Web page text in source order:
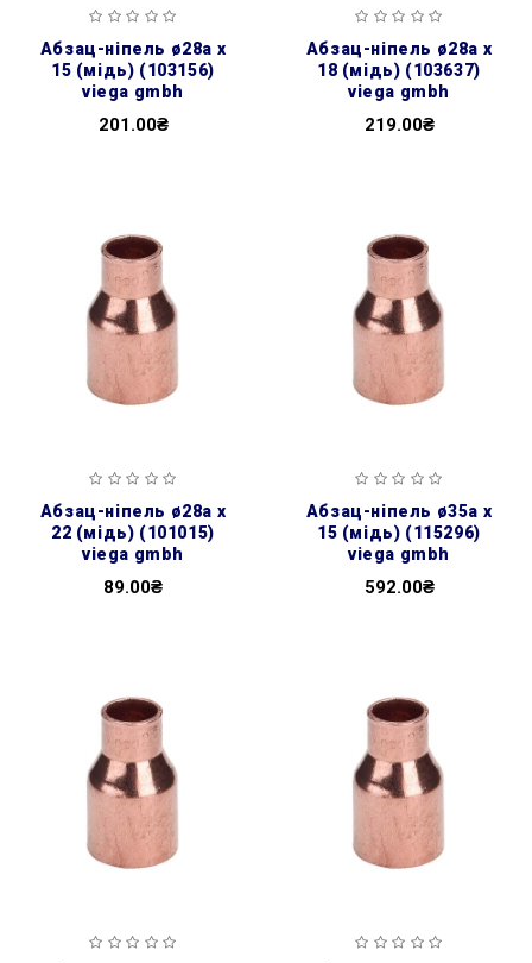
абзац-ніпель ø28а х
15 (мідь) (103156)
viega gmbh
201.00₴
абзац-ніпель ø28а х
18 (мідь) (103637)
viega gmbh
219.00₴
абзац-ніпель ø28а х
22 (мідь) (101015)
viega gmbh
89.00₴
абзац-ніпель ø35а х
15 (мідь) (115296)
viega gmbh
592.00₴